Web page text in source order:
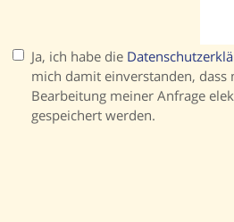
Ja, ich habe die
mich damit einverstanden, dass
Bearbeitung meiner Anfrage
gespeichert werden.